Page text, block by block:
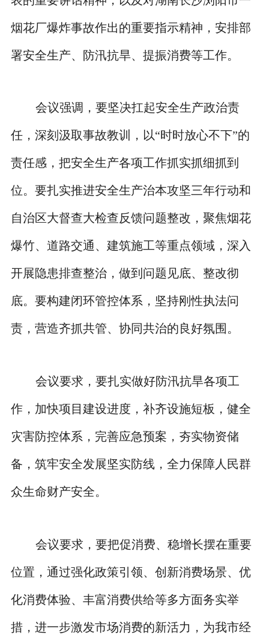
烟花厂爆炸事故作出的重要指示精神，安排部
署安全生产、防汛抗旱、提振消费等工作。
会议强调，要坚决扛起安全生产政治责
任，深刻汲取事故教训，以“时时放心不下”的
责任感，把安全生产各项工作抓实抓细抓到
位。要扎实推进安全生产治本攻坚三年行动和
自治区大督查大检查反馈问题整改，聚焦烟花
爆竹、道路交通、建筑施工等重点领域，深入
开展隐患排查整治，做到问题见底、整改彻
底。要构建闭环管控体系，坚持刚性执法问
责，营造齐抓共管、协同共治的良好氛围。
会议要求，要扎实做好防汛抗旱各项工
作，加快项目建设进度，补齐设施短板，健全
灾害防控体系，完善应急预案，夯实物资储
备，筑牢安全发展坚实防线，全力保障人民群
众生命财产安全。
会议要求，要把促消费、稳增长摆在重要
位置，通过强化政策引领、创新消费场景、优
化消费体验、丰富消费供给等多方面务实举
措，进一步激发市场消费的新活力，为我市经